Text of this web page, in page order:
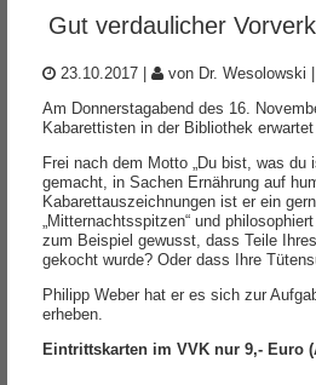
Gut verdaulicher
23.10.2017 | von Dr. Wesolowski
Am Donnerstagabend des 16.
Kabarettisten in der Bibliothek
Frei nach dem Motto „Du bist, was
gemacht, in Sachen Ernährung auf
Kabarettauszeichnungen ist er ein
„Mitternachtsspitzen“ und
zum Beispiel gewusst, dass Teile
gekocht wurde? Oder dass Ihre
Philipp Weber hat er es sich zur
erheben.
Eintrittskarten im VVK nur 9,- Euro